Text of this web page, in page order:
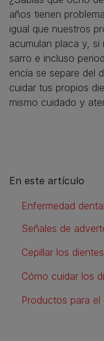
años tienen
igual que nuestros
acumulan placa y,
sarro e incluso
encía se separe del
cuidar tus propios
mismo cuidado y
En este artículo
Enfermedad
Productos para